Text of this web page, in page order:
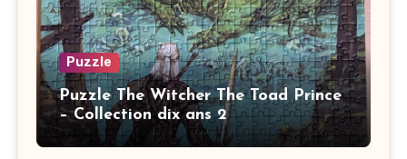
Puzzle
Puzzle The Witcher The Toad Prince
– Collection dix ans 2